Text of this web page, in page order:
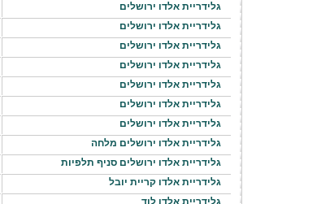
גלידריית אלדו ירושלים
גלידריית אלדו ירושלים
גלידריית אלדו ירושלים
גלידריית אלדו ירושלים
גלידריית אלדו ירושלים
גלידריית אלדו ירושלים
גלידריית אלדו ירושלים
גלידריית אלדו ירושלים מלחה
גלידריית אלדו ירושלים סניף תלפיות
גלידריית אלדו קריית יובל
גלידריית אלדו לוד